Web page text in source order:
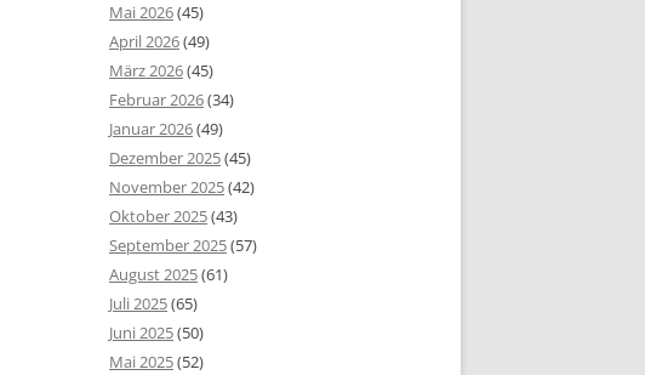
Mai 2026(45)
April 2026(49)
März 2026(45)
Februar 2026(34)
Januar 2026(49)
Dezember 2025(45)
November 2025(42)
Oktober 2025(43)
September 2025(57)
August 2025(61)
Juli 2025(65)
Juni 2025(50)
Mai 2025(52)